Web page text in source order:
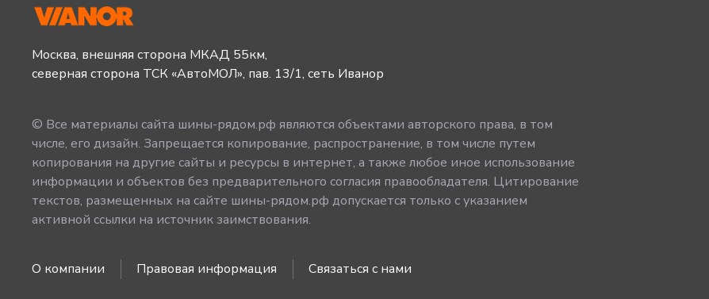
Москва, внешняя сторона МКАД 55км,
северная сторона ТСК «АвтоМОЛ», пав. 13/1, сеть Иванор
© Все материалы сайта шины-рядом.рф являются объектами авторского права, в том
числе, его дизайн. Запрещается копирование, распространение, в том числе путем
копирования на другие сайты и ресурсы в интернет, а также любое иное использование
информации и объектов без предварительного согласия правообладателя. Цитирование
текстов, размещенных на сайте шины-рядом.рф допускается только с указанием
активной ссылки на источник заимствования.
О компании Правовая информация Связаться с нами